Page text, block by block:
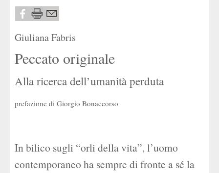
Giuliana Fabris
Peccato originale
Alla ricerca dell’umanità perduta
prefazione di Giorgio Bonaccorso
In bilico sugli “orli della vita”, l’uomo
contemporaneo ha sempre di fronte a sé la